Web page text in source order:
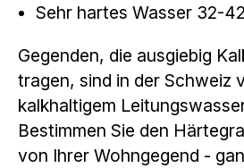
Sehr hartes Wasser 32-
Gegenden, die ausgiebig
tragen, sind in der Schweiz
kalkhaltigem
Bestimmen Sie den
von Ihrer Wohngegend -